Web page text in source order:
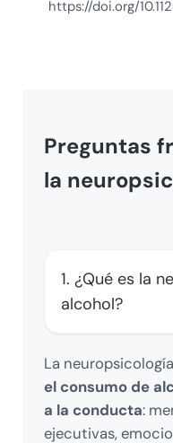
https://doi.org/
Preguntas
la
1. ¿Qué es la
alcohol?
La
el consumo de
a la conducta:
ejecutivas,